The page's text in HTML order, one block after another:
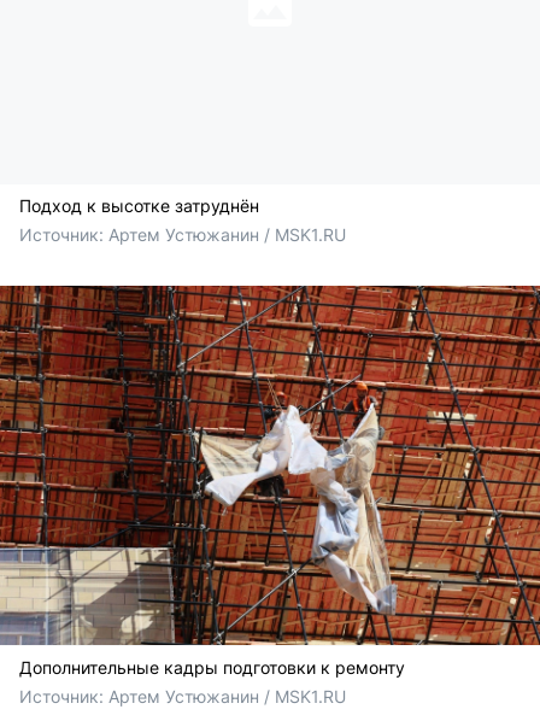
Подход к высотке затруднён
Источник: Артем Устюжанин / MSK1.RU
Дополнительные кадры подготовки к ремонту
Источник: Артем Устюжанин / MSK1.RU